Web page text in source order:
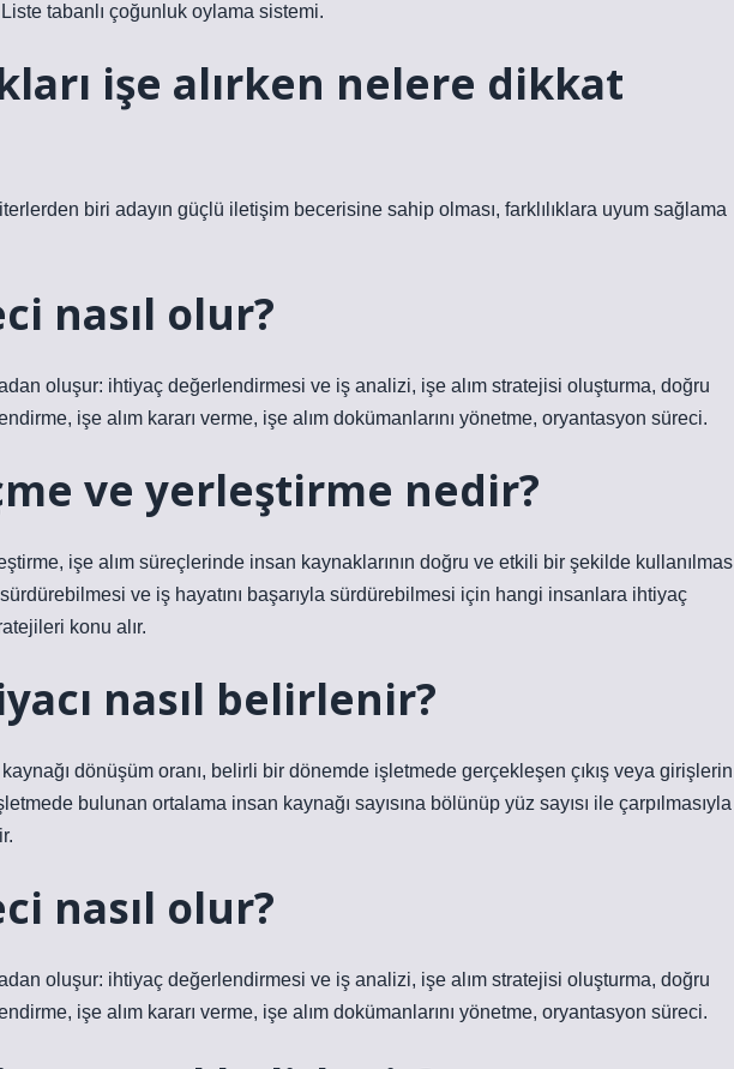
tabanlı çoğunluk oylama sistemi.
işe alırken nelere dikkat
biri adayın güçlü iletişim becerisine sahip olması, farklılıklara uyum sağlama
nasıl olur?
oluşur: ihtiyaç değerlendirmesi ve iş analizi, işe alım stratejisi oluşturma, doğru
işe alım kararı verme, işe alım dokümanlarını yönetme, oryantasyon süreci.
ve yerleştirme nedir?
işe alım süreçlerinde insan kaynaklarının doğru ve etkili bir şekilde
ve iş hayatını başarıyla sürdürebilmesi için hangi insanlara ihtiyaç
konu alır.
nasıl belirlenir?
dönüşüm oranı, belirli bir dönemde işletmede gerçekleşen çıkış veya girişlerin
bulunan ortalama insan kaynağı sayısına bölünüp yüz sayısı ile çarpılmasıyla
nasıl olur?
oluşur: ihtiyaç değerlendirmesi ve iş analizi, işe alım stratejisi oluşturma, doğru
işe alım kararı verme, işe alım dokümanlarını yönetme, oryantasyon süreci.